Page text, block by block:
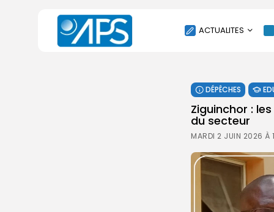
ACTUALITES
SOCIÉTÉ
ÉCONOMIE
CULTURE
ENVIRONNEMENT
INTERNATIONAL
AGENDA
DÉPÊCHES
Ziguinchor :
du secteur
MARDI 2 JUIN 2026 À